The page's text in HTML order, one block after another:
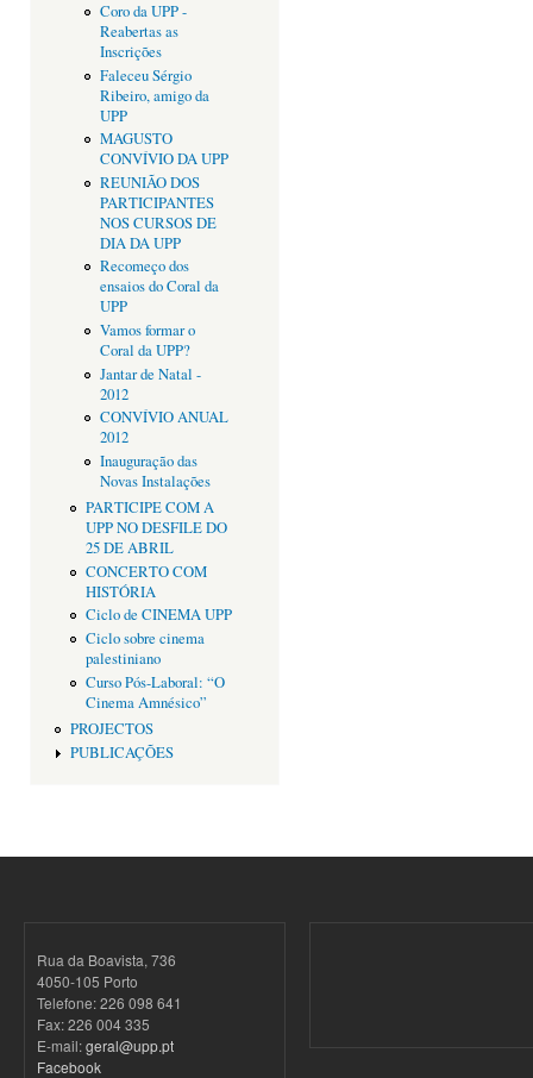
Coro da UPP -
Reabertas as
Inscrições
Faleceu Sérgio
Ribeiro, amigo da
UPP
MAGUSTO
CONVÍVIO DA UPP
REUNIÃO DOS
PARTICIPANTES
NOS CURSOS DE
DIA DA UPP
Recomeço dos
ensaios do Coral da
UPP
Vamos formar o
Coral da UPP?
Jantar de Natal -
2012
CONVÍVIO ANUAL
2012
Inauguração das
Novas Instalações
PARTICIPE COM A
UPP NO DESFILE DO
25 DE ABRIL
CONCERTO COM
HISTÓRIA
Ciclo de CINEMA UPP
Ciclo sobre cinema
palestiniano
Curso Pós-Laboral: “O
Cinema Amnésico”
PROJECTOS
PUBLICAÇÕES
Rua da Boavista, 736
4050-105 Porto
Telefone: 226 098 641
Fax: 226 004 335
E-mail:geral@upp.pt
Facebook